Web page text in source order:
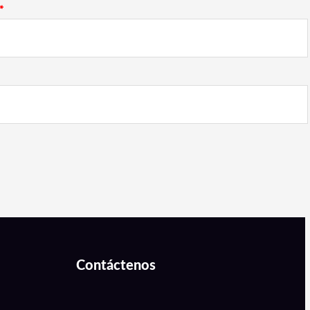
*
Contáctenos